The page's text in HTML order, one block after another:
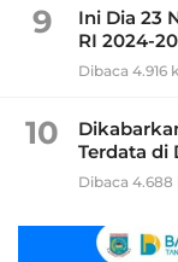
9
Ini Dia 23
RI 2024-
Dibaca 4.916
10
Terdata di
Dibaca 4.688